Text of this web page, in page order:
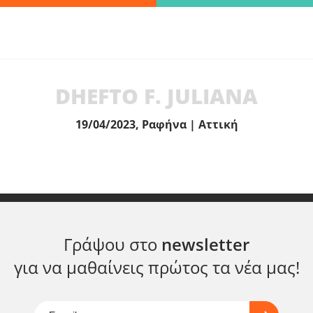
DHEFTO F. JULIANA
19/04/2023, Ραφήνα | Αττική
Γράψου στο newsletter
για να μαθαίνεις πρώτος τα νέα μας!
ΑΝΑΖΗΤΗΣΗ